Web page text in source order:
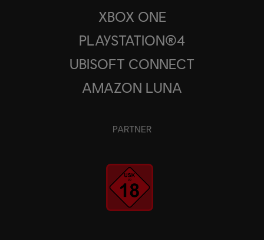
XBOX ONE
PLAYSTATION®4
UBISOFT CONNECT
AMAZON LUNA
PARTNER